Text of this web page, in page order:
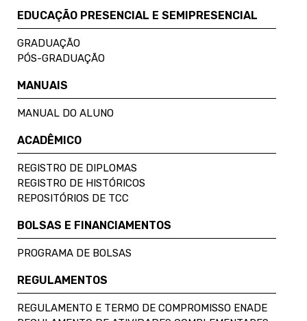
EDUCAÇÃO PRESENCIAL E SEMIPRESENCIAL
GRADUAÇÃO
PÓS-GRADUAÇÃO
MANUAIS
MANUAL DO ALUNO
ACADÊMICO
REGISTRO DE DIPLOMAS
REGISTRO DE HISTÓRICOS
REPOSITÓRIOS DE TCC
BOLSAS E FINANCIAMENTOS
PROGRAMA DE BOLSAS
REGULAMENTOS
REGULAMENTO E TERMO DE COMPROMISSO ENADE